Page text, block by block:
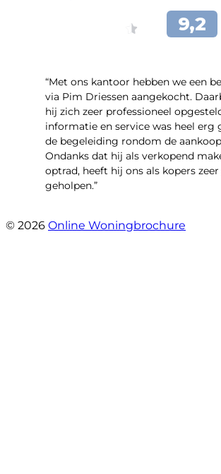
“Met ons kantoor hebben we een
via Pim Driessen aangekocht.
hij zich zeer professioneel
informatie en service was heel erg
de begeleiding rondom de
Ondanks dat hij als verkopend
optrad, heeft hij ons als kopers
geholpen.”
© 2026 Online Woningbrochure